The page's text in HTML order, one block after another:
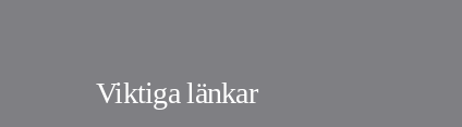
Viktiga länkar